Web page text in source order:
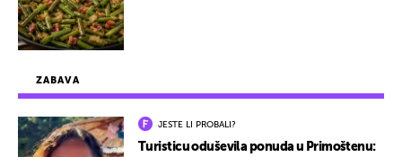
ZABAVA
JESTE LI PROBALI?
Turisticu oduševila ponuda u Primoštenu: